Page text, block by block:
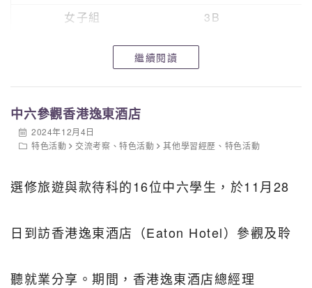
女子組
3B
男子組
女子組
氣，籃球隊隊員擔任球證，明年再見！
繼續閱讀
中六參觀香港逸東酒店
2024年12月4日
特色活動
交流考察 、特色活動 其他學習經歷 、 特色活動
選修旅遊與款待科的16位中六學生， 於11月28
日到訪香港逸東酒店（Eaton Hotel）參觀及聆
聽就業分享。期間，香港逸東酒店總經理